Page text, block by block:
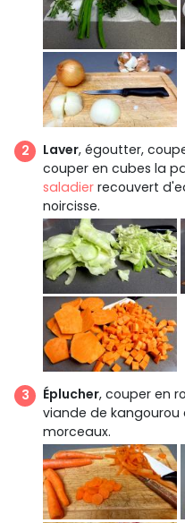
Laver, égoutter,
couper en cubes la
saladier recouvert
noircisse.
Éplucher, couper en
viande de
morceaux.